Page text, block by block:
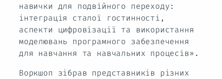
навички для подвійного переходу:
інтеграція сталої гостинності,
аспекти цифровізації та використання
моделювань програмного забезпечення
для навчання та навчальних процесів».
Воркшоп зібрав представників різних